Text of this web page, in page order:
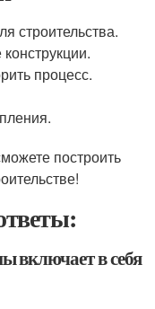
строительства.
процесс.
построить
включает в себя